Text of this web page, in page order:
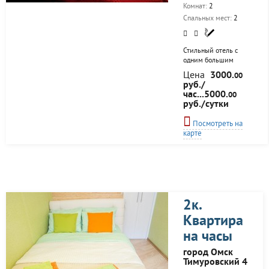
Комнат: 2
Спальных мест: 2
Стильный отель с
одним большим
номером. Идеально
подходит для отдыха
вдвоем. Музыка и
свет создадут особую
атмосферу.
Королевское джакузи
позволит полноценно
расслабиться. В
Можно снять на ночь
или по часам.
Цена 3000.00
руб./
час...5000.00
руб./сутки
Посмотреть на
карте
2к.
Квартира
на часы
город Омск
Тимуровский 4